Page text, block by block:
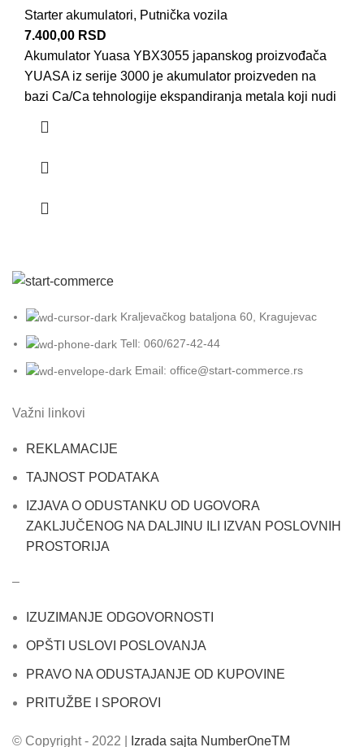
Starter akumulatori, Putnička vozila
7.400,00 RSD
Akumulator Yuasa YBX3055 japanskog proizvođača
YUASA iz serije 3000 je akumulator proizveden na
bazi Ca/Ca tehnologije ekspandiranja metala koji nudi
Kraljevačkog bataljona 60, Kragujevac
Tell: 060/627-42-44
Email: office@start-commerce.rs
Važni linkovi
REKLAMACIJE
TAJNOST PODATAKA
IZJAVA O ODUSTANKU OD UGOVORA
ZAKLJUČENOG NA DALJINU ILI IZVAN POSLOVNIH
PROSTORIJA
–
IZUZIMANJE ODGOVORNOSTI
OPŠTI USLOVI POSLOVANJA
PRAVO NA ODUSTAJANJE OD KUPOVINE
PRITUŽBE I SPOROVI
© Copyright - 2022 | Izrada sajta NumberOneTM